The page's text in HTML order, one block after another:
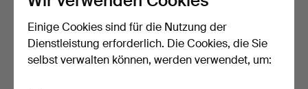
Einige Cookies sind für die Nutzung der
Dienstleistung erforderlich. Die Cookies, die Sie
selbst verwalten können, werden verwendet, um: